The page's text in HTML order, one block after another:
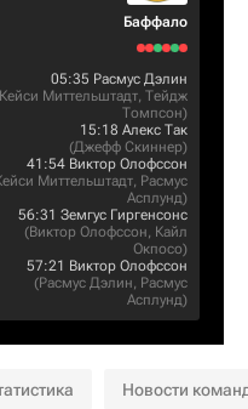
Баффало
05:35 Расмус Дэлин
Кейси Миттельштадт, Тейдж
Томпсон)
15:18 Алекс Так
(Джефф Скиннер)
41:54 Виктор Олофссон
Миттельштадт, Расмус
Асплунд)
56:31 Земгус Гиргенсонс
(Виктор Олофссон, Кайл
Окпосо)
57:21 Виктор Олофссон
(Расмус Дэлин, Расмус
Асплунд)
Новости